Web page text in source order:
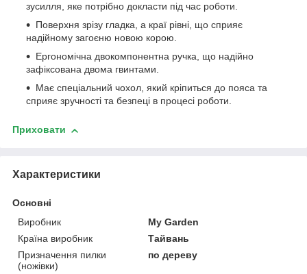
зусилля, яке потрібно докласти під час роботи.
Поверхня зрізу гладка, а краї рівні, що сприяє
надійному загоєню новою корою.
Ергономічна двокомпонентна ручка, що надійно
зафіксована двома гвинтами.
Має спеціальний чохол, який кріпиться до пояса та
сприяє зручності та безпеці в процесі роботи.
Приховати
Характеристики
Основні
Виробник
My Garden
Країна виробник
Тайвань
Призначення пилки
(ножівки)
по дереву